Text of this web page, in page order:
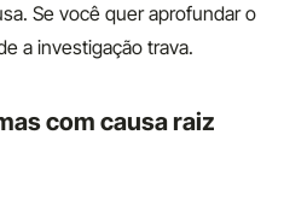
Se você quer aprofundar o
a investigação trava.
com causa raiz